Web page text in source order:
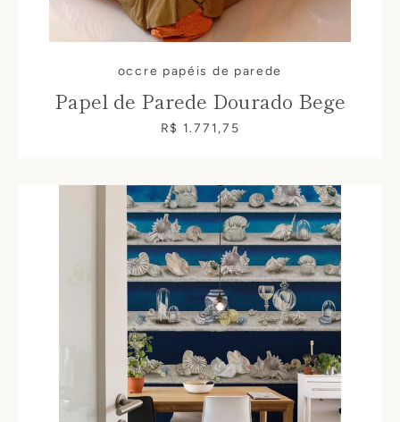
occre papéis de parede
Papel de Parede Dourado Bege
R$ 1.771,75